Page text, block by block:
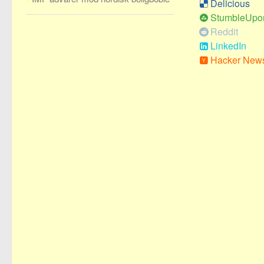
Delicious
Reddit
LinkedIn
Hacker